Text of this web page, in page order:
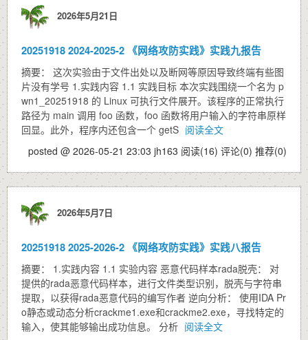
2026年5月21日
20251918 2024-2025-2 《网络攻防实践》实践九报告
摘要： 这次实验由于文件出处以及断网等原因导致终端有些图
片没有学号 1.实践内容 1.1 实践目标 本次实践围绕一个名为 p
wn1_20251918 的 Linux 可执行文件展开。该程序的正常执行
路径为 main 调用 foo 函数，foo 函数将用户输入的字符串原样
回显。此外，程序内还包含一个 getS 阅读全文
posted @ 2026-05-21 23:03 jh163 阅读(16) 评论(0) 推荐(0)
2026年5月7日
20251918 2025-2026-2 《网络攻防实践》实践八报告
摘要： 1.实践内容 1.1 实验内容 恶意代码样本rada脱壳： 对
提供的rada恶意代码样本，进行文件类型识别，脱壳与字符串
提取，以获得rada恶意代码的编写作者 逆向分析： 使用IDA Pr
o静态或动态分析crackme1.exe和crackme2.exe，寻找特定的
输入，使其能够输出成功信息。 分析 阅读全文